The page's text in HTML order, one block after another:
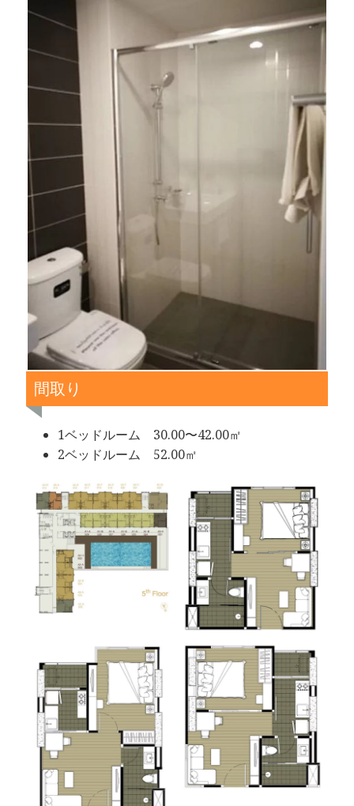
間取り
1ベッドルーム 30.00〜42.00㎡
2ベッドルーム 52.00㎡